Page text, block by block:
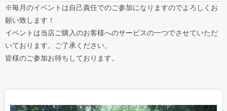
※毎月のイベントは自己責任でのご参加になりますのでよろしくお
願い致します！
イベントは当店ご購入のお客様へのサービスの一つでさせていただ
いております。ご了承ください。
皆様のご参加お待ちしております。